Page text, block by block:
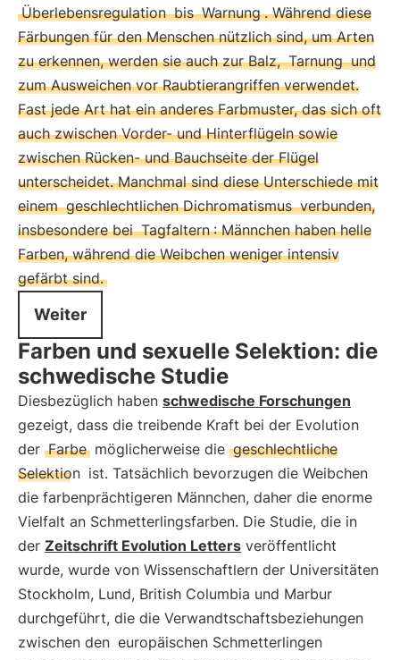
Überlebensregulation bis Warnung . Während diese
Färbungen für den Menschen nützlich sind, um Arten
zu erkennen, werden sie auch zur Balz, Tarnung und
zum Ausweichen vor Raubtierangriffen verwendet.
Fast jede Art hat ein anderes Farbmuster, das sich oft
auch zwischen Vorder- und Hinterflügeln sowie
zwischen Rücken- und Bauchseite der Flügel
unterscheidet. Manchmal sind diese Unterschiede mit
einem geschlechtlichen Dichromatismus verbunden,
insbesondere bei Tagfaltern : Männchen haben helle
Farben, während die Weibchen weniger intensiv
gefärbt sind.
Weiter
Farben und sexuelle Selektion: die
schwedische Studie
Diesbezüglich haben schwedische Forschungen
gezeigt, dass die treibende Kraft bei der Evolution
der Farbe möglicherweise die geschlechtliche
Selektion ist. Tatsächlich bevorzugen die Weibchen
die farbenprächtigeren Männchen, daher die enorme
Vielfalt an Schmetterlingsfarben. Die Studie, die in
der Zeitschrift Evolution Letters veröffentlicht
wurde, wurde von Wissenschaftlern der Universitäten
Stockholm, Lund, British Columbia und Marbur
durchgeführt, die die Verwandtschaftsbeziehungen
zwischen den europäischen Schmetterlingen